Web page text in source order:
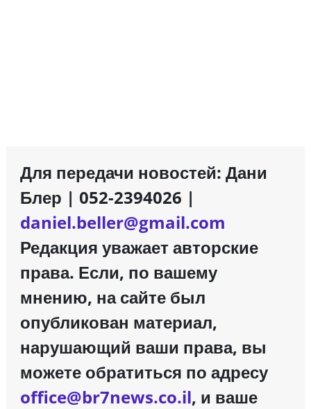
Для передачи новостей: Дани
Блер | 052-2394026 |
daniel.beller@gmail.com
Редакция уважает авторские
права. Если, по вашему
мнению, на сайте был
опубликован материал,
нарушающий ваши права, вы
можете обратиться по адресу
office@br7news.co.il, и ваше